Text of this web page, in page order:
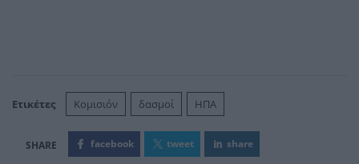
Ετικέτες Κομισιόν δασμοί ΗΠΑ
facebook tweet share